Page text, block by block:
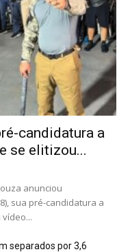
candidatura a
se elitizou...
anunciou
sua pré-candidatura a
separados por 3,6